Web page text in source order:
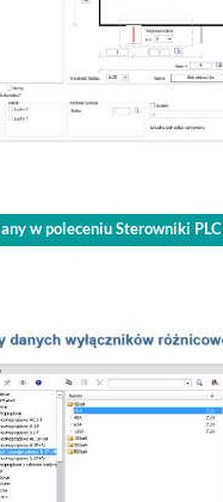
w poleceniu Sterowniki PLC